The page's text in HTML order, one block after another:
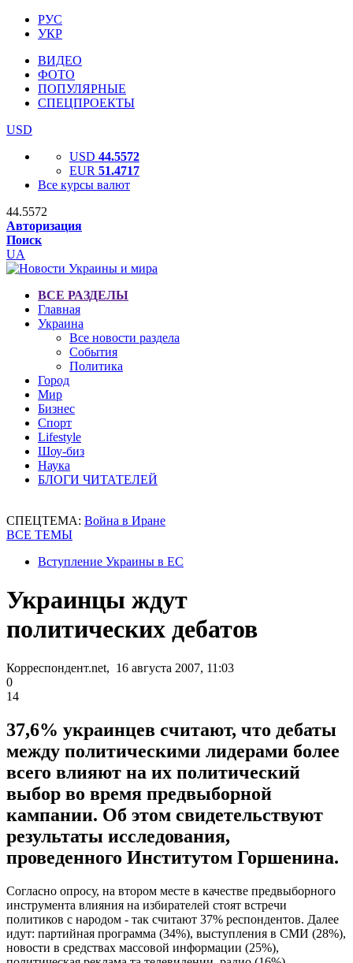
РУС
УКР
ВИДЕО
ФОТО
ПОПУЛЯРНЫЕ
СПЕЦПРОЕКТЫ
USD
USD 44.5572
EUR 51.4717
Все курсы валют
44.5572
Авторизация
Поиск
UA
ВСЕ РАЗДЕЛЫ
Главная
Украина
Все новости раздела
События
Политика
Город
Мир
Бизнес
Спорт
Lifestyle
Шоу-биз
Наука
БЛОГИ ЧИТАТЕЛЕЙ
СПЕЦТЕМА: Война в Иране
ВСЕ ТЕМЫ
Вступление Украины в ЕС
Украинцы ждут
политических дебатов
Корреспондент.net, 16 августа 2007, 11:03
0
14
37,6% украинцев считают, что дебаты
между политическими лидерами более
всего влияют на их политический
выбор во время предвыборной
кампании. Об этом свидетельствуют
результаты исследования,
проведенного Институтом Горшенина.
Согласно опросу, на втором месте в качестве предвыборного
инструмента влияния на избирателей стоят встречи
политиков с народом - так считают 37% респондентов. Далее
идут: партийная программа (34%), выступления в СМИ (28%),
новости в средствах массовой информации (25%),